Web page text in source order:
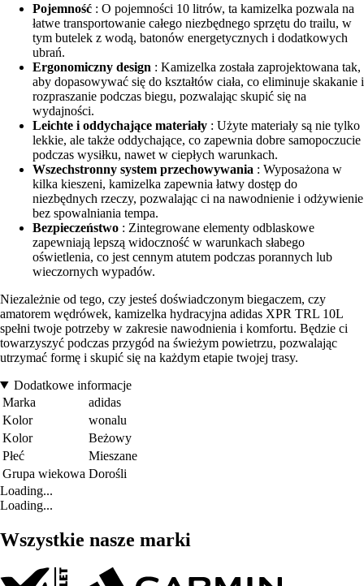
Pojemność : O pojemności 10 litrów, ta kamizelka pozwala na
łatwe transportowanie całego niezbędnego sprzętu do trailu, w
tym butelek z wodą, batonów energetycznych i dodatkowych
ubrań.
Ergonomiczny design : Kamizelka została zaprojektowana tak,
aby dopasowywać się do kształtów ciała, co eliminuje skakanie i
rozpraszanie podczas biegu, pozwalając skupić się na
wydajności.
Leichte i oddychające materiały : Użyte materiały są nie tylko
lekkie, ale także oddychające, co zapewnia dobre samopoczucie
podczas wysiłku, nawet w ciepłych warunkach.
Wszechstronny system przechowywania : Wyposażona w
kilka kieszeni, kamizelka zapewnia łatwy dostęp do
niezbędnych rzeczy, pozwalając ci na nawodnienie i odżywienie
bez spowalniania tempa.
Bezpieczeństwo : Zintegrowane elementy odblaskowe
zapewniają lepszą widoczność w warunkach słabego
oświetlenia, co jest cennym atutem podczas porannych lub
wieczornych wypadów.
Niezależnie od tego, czy jesteś doświadczonym biegaczem, czy
amatorem wędrówek, kamizelka hydracyjna adidas XPR TRL 10L
spełni twoje potrzeby w zakresie nawodnienia i komfortu. Będzie ci
towarzyszyć podczas przygód na świeżym powietrzu, pozwalając
utrzymać formę i skupić się na każdym etapie twojej trasy.
Dodatkowe informacje
Marka
adidas
Kolor
wonalu
Kolor
Beżowy
Płeć
Mieszane
Grupa wiekowa Dorośli
Loading...
Loading...
Wszystkie nasze marki